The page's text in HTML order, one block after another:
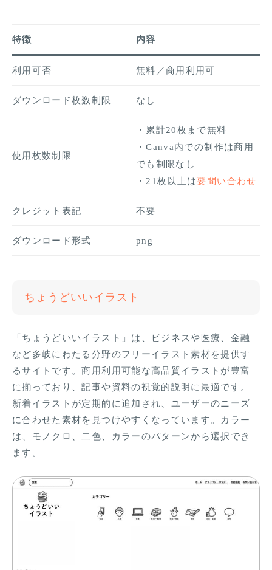
特徴 内容
利用可否 無料／商用利用可
ダウンロード枚数制限 なし
使用枚数制限
・累計20枚まで無料
・Canva内での制作は商用
でも制限なし
・21枚以上は要問い合わせ
クレジット表記 不要
ダウンロード形式 png
ちょうどいいイラスト
「ちょうどいいイラスト」は、ビジネスや医療、金融
など多岐にわたる分野のフリーイラスト素材を提供す
るサイトです。商用利用可能な高品質イラストが豊富
に揃っており、記事や資料の視覚的説明に最適です。
新着イラストが定期的に追加され、ユーザーのニーズ
に合わせた素材を見つけやすくなっています。カラー
は、モノクロ、二色、カラーのパターンから選択でき
ます。